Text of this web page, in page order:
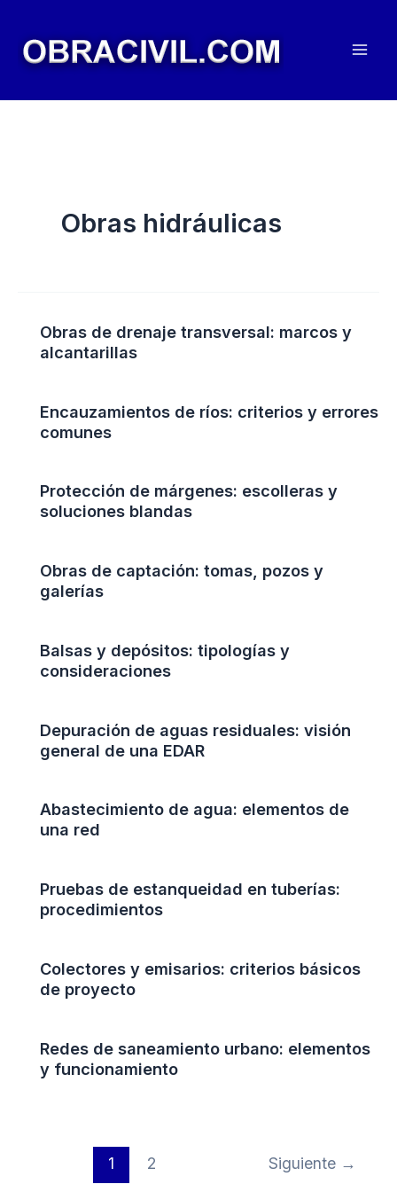
contenido
Obras hidráulicas
Obras de drenaje transversal: marcos y
alcantarillas
Encauzamientos de ríos: criterios y errores
comunes
Protección de márgenes: escolleras y
soluciones blandas
Obras de captación: tomas, pozos y
galerías
Balsas y depósitos: tipologías y
consideraciones
Depuración de aguas residuales: visión
general de una EDAR
Abastecimiento de agua: elementos de
una red
Pruebas de estanqueidad en tuberías:
procedimientos
Colectores y emisarios: criterios básicos
de proyecto
Redes de saneamiento urbano: elementos
y funcionamiento
1 2 Siguiente →